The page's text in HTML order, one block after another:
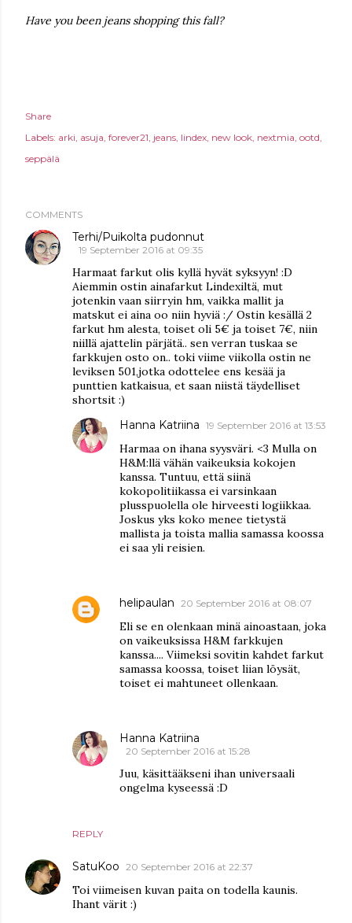
Have you been jeans shopping this fall?
Share
Labels: arki asuja forever21 jeans lindex new look nextmia ootd
seppälä
COMMENTS
Terhi/Puikolta pudonnut
19 September 2016 at 09:35
Harmaat farkut olis kyllä hyvät syksyyn! :D
Aiemmin ostin ainafarkut Lindexiltä, mut
jotenkin vaan siirryin hm, vaikka mallit ja
matskut ei aina oo niin hyviä :/ Ostin kesällä 2
farkut hm alesta, toiset oli 5€ ja toiset 7€, niin
niillä ajattelin pärjätä.. sen verran tuskaa se
farkkujen osto on.. toki viime viikolla ostin ne
leviksen 501,jotka odottelee ens kesää ja
punttien katkaisua, et saan niistä täydelliset
shortsit :)
REPLY
Hanna Katriina 19 September 2016 at 13:53
Harmaa on ihana syysväri. <3 Mulla on
H&M:llä vähän vaikeuksia kokojen
kanssa. Tuntuu, että siinä
kokopolitiikassa ei varsinkaan
plusspuolella ole hirveesti logiikkaa.
Joskus yks koko menee tietystä
mallista ja toista mallia samassa koossa
ei saa yli reisien.
helipaulan 20 September 2016 at 08:07
Eli se en olenkaan minä ainoastaan, joka
on vaikeuksissa H&M farkkujen
kanssa.... Viimeksi sovitin kahdet farkut
samassa koossa, toiset liian löysät,
toiset ei mahtuneet ollenkaan.
Hanna Katriina
20 September 2016 at 15:28
Juu, käsittääkseni ihan universaali
ongelma kyseessä :D
SatuKoo 20 September 2016 at 22:37
Toi viimeisen kuvan paita on todella kaunis.
Ihant värit :)